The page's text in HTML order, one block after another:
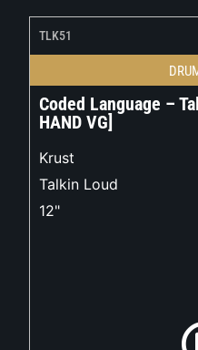
TLK51
Coded Language –
HAND VG]
Krust
Talkin Loud
12"